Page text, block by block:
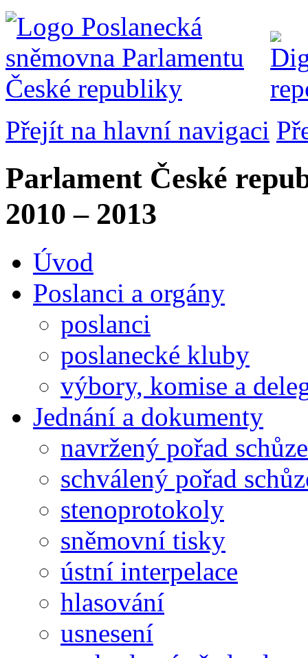
Přejít na hlavní navigaci
Parlament České
2010 – 2013
Úvod
Poslanci a orgány
poslanci
poslanecké kluby
výbory, komise a
Jednání a dokumenty
navržený pořad schůze
schválený pořad
stenoprotokoly
sněmovní tisky
ústní interpelace
hlasování
usnesení